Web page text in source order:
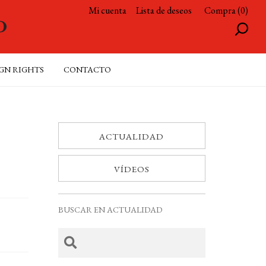
Mi cuenta Lista de deseos Compra (0)
RIGHTS CONTACTO
ACTUALIDAD
VÍDEOS
BUSCAR EN ACTUALIDAD